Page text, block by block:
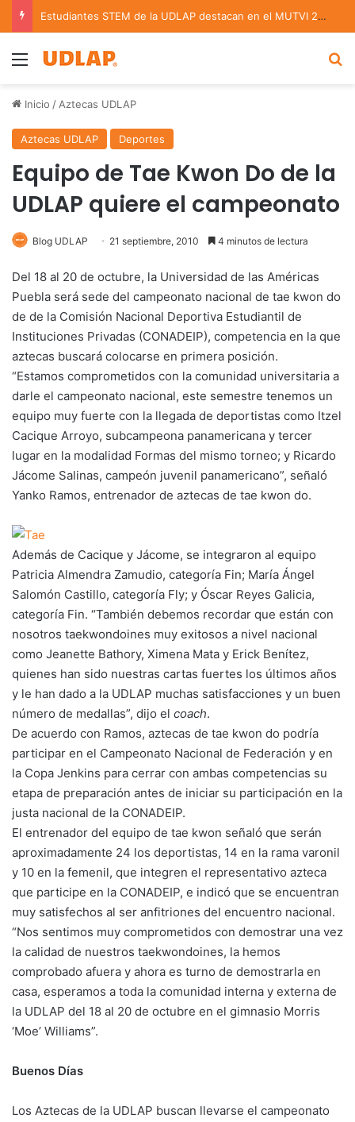
Estudiantes STEM de la UDLAP destacan en el MUTVI 2026
Menu
Inicio / Aztecas UDLAP
Aztecas UDLAP Deportes
Equipo de Tae Kwon Do de la
UDLAP quiere el campeonato
Blog UDLAP 21 septiembre, 2010 4 minutos de lectura
Del 18 al 20 de octubre, la Universidad de las Américas
Puebla será sede del campeonato nacional de tae kwon do
de de la Comisión Nacional Deportiva Estudiantil de
Instituciones Privadas (CONADEIP), competencia en la que
aztecas buscará colocarse en primera posición.
“Estamos comprometidos con la comunidad universitaria a
darle el campeonato nacional, este semestre tenemos un
equipo muy fuerte con la llegada de deportistas como Itzel
Cacique Arroyo, subcampeona panamericana y tercer
lugar en la modalidad Formas del mismo torneo; y Ricardo
Jácome Salinas, campeón juvenil panamericano”, señaló
Yanko Ramos, entrenador de aztecas de tae kwon do.
Además de Cacique y Jácome, se integraron al equipo
Patricia Almendra Zamudio, categoría Fin; María Ángel
Salomón Castillo, categoría Fly; y Óscar Reyes Galicia,
categoría Fin. “También debemos recordar que están con
nosotros taekwondoines muy exitosos a nivel nacional
como Jeanette Bathory, Ximena Mata y Erick Benítez,
quienes han sido nuestras cartas fuertes los últimos años
y le han dado a la UDLAP muchas satisfacciones y un buen
número de medallas”, dijo el coach.
De acuerdo con Ramos, aztecas de tae kwon do podría
participar en el Campeonato Nacional de Federación y en
la Copa Jenkins para cerrar con ambas competencias su
etapa de preparación antes de iniciar su participación en la
justa nacional de la CONADEIP.
El entrenador del equipo de tae kwon señaló que serán
aproximadamente 24 los deportistas, 14 en la rama varonil
y 10 en la femenil, que integren el representativo azteca
que participe en la CONADEIP, e indicó que se encuentran
muy satisfechos al ser anfitriones del encuentro nacional.
“Nos sentimos muy comprometidos con demostrar una vez
la calidad de nuestros taekwondoines, la hemos
comprobado afuera y ahora es turno de demostrarla en
casa, esperamos a toda la comunidad interna y externa de
la UDLAP del 18 al 20 de octubre en el gimnasio Morris
‘Moe’ Williams”.
Buenos Días
Los Aztecas de la UDLAP buscan llevarse el campeonato